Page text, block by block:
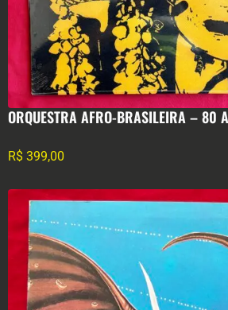
ORQUESTRA AFRO-BRASILEIRA – 80
R$ 399,00